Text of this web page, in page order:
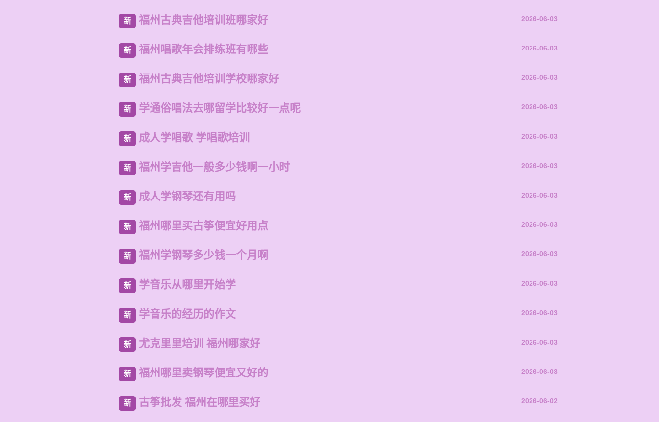
新 福州古典吉他培训班哪家好 2026-06-03
新 福州唱歌年会排练班有哪些 2026-06-03
新 福州古典吉他培训学校哪家好 2026-06-03
新 学通俗唱法去哪留学比较好一点呢 2026-06-03
新 成人学唱歌 学唱歌培训 2026-06-03
新 福州学吉他一般多少钱啊一小时 2026-06-03
新 成人学钢琴还有用吗 2026-06-03
新 福州哪里买古筝便宜好用点 2026-06-03
新 福州学钢琴多少钱一个月啊 2026-06-03
新 学音乐从哪里开始学 2026-06-03
新 学音乐的经历的作文 2026-06-03
新 尤克里里培训 福州哪家好 2026-06-03
新 福州哪里卖钢琴便宜又好的 2026-06-03
新 古筝批发 福州在哪里买好 2026-06-02